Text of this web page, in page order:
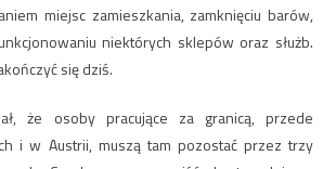
miejsc zamieszkania, zamknięciu barów,
niektórych sklepów oraz służb.
się dziś.
że osoby pracujące za granicą, przede
i w Austrii, muszą tam pozostać przez trzy